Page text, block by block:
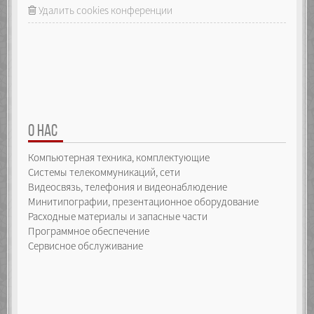
defineIndexProperty(index);
raiseEvent({
});
Object.defineProperty(_self, "pop", {
configurable: false,
enumerable: false,
writable: false,
value: function() {
if (_array.length > -1) {
var index = _array.length - 1,
item = _array.pop();
delete _self[index];
raiseEvent({
Удалить cookies конференции
О НАС
Компьютерная техника, комплектующие
Системы телекоммуникаций, сети
Видеосвязь, телефония и видеонаблюдение
Минитипографии, презентационное оборудование
Расходные материалы и запасные части
Программное обеспечение
Сервисное обслуживание